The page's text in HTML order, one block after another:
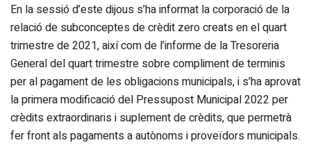
En la sessió d’este dijous s’ha informat la corporació de la
relació de subconceptes de crèdit zero creats en el quart
trimestre de 2021, així com de l’informe de la Tresoreria
General del quart trimestre sobre compliment de terminis
per al pagament de les obligacions municipals, i s’ha aprovat
la primera modificació del Pressupost Municipal 2022 per
crèdits extraordinaris i suplement de crèdits, que permetrà
fer front als pagaments a autònoms i proveïdors municipals.